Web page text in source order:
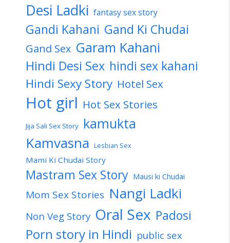
Desi Ladki fantasy sex story
Gandi Kahani Gand Ki Chudai
Gand Sex Garam Kahani
Hindi Desi Sex hindi sex kahani
Hindi Sexy Story Hotel Sex
Hot girl Hot Sex Stories
Jija Sali Sex Story kamukta
Kamvasna Lesbian Sex
Mami Ki Chudai Story
Mastram Sex Story Mausi ki Chudai
Mom Sex Stories Nangi Ladki
Non Veg Story Oral Sex Padosi
Porn story in Hindi public sex